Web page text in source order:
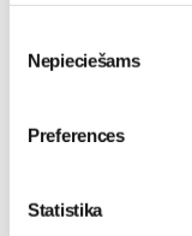
izvēle
Nepieciešams
Preferences
Statistika
Sākam jauno
Sievietēm